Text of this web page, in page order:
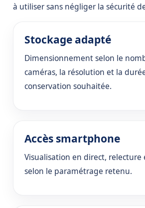
à utiliser sans négliger la sécurité
Stockage adapté
Dimensionnement selon le
caméras, la résolution et la
conservation souhaitée.
Accès smartphone
Visualisation en direct,
selon le paramétrage retenu.